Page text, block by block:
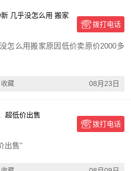
几乎没怎么用 搬家
多 低价480迪 仅限
拨打电话
怎么用搬家原因低价卖原价2000多
收藏 08月23日
超低价出售
拨打电话
出售"